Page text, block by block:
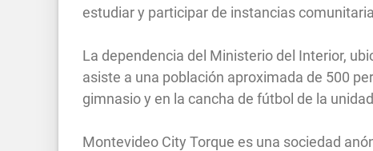
estudiar y participar de instancias
La dependencia del Ministerio del Interior,
asiste a una población aproximada de 500
gimnasio y en la cancha de fútbol de la
Montevideo City Torque es una sociedad